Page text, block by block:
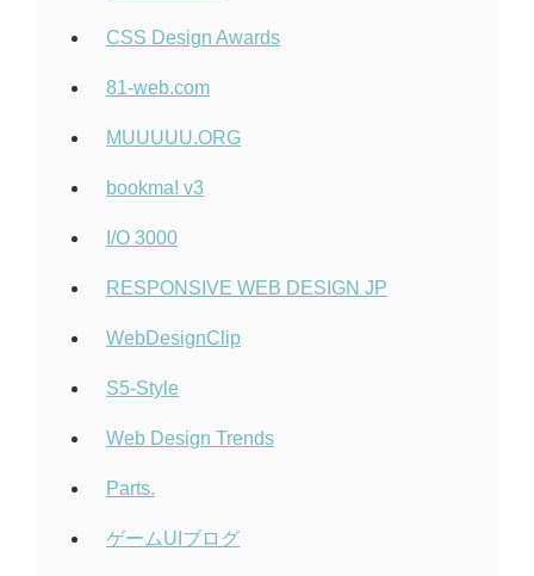
CSS Design Awards
81-web.com
MUUUUU.ORG
bookma! v3
I/O 3000
RESPONSIVE WEB DESIGN JP
WebDesignClip
S5-Style
Web Design Trends
Parts.
ゲームUIブログ